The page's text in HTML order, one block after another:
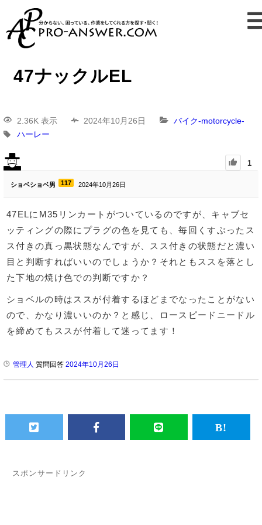
47ナックルEL
2.36K 表示 2024年10月26日
バイク-motorcycle-
ハーレー
1
ショベショベ男 117 2024年10月26日
47ELにM35リンカートがついているのですが、キャブセ
ッティングの際にプラグの色を見ても、毎回くすぶったス
ス付きの真っ黒状態なんですが、スス付きの状態だと濃い
目と判断すればいいのでしょうか？それともススを落とし
た下地の焼け色での判断ですか？
ショベルの時はススが付着するほどまでなったことがない
ので、かなり濃いいのか？と感じ、ロースピードニードル
を締めてもススが付着して迷ってます！
管理人 質問回答 2024年10月26日
スポンサードリンク